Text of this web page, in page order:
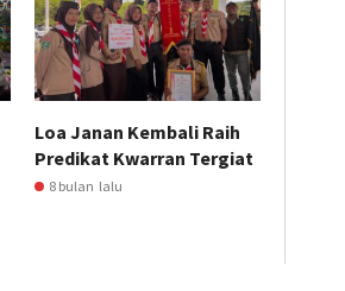
Loa Janan Kembali Raih
Predikat Kwarran Tergiat
8 bulan lalu